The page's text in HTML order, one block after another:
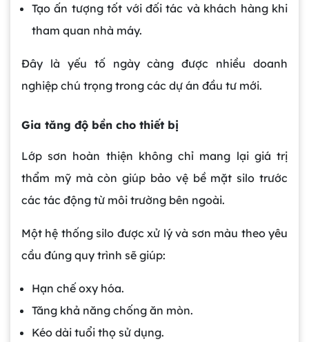
Tạo ấn tượng tốt với đối tác và khách hàng khi
tham quan nhà máy.
Đây là yếu tố ngày càng được nhiều doanh
nghiệp chú trọng trong các dự án đầu tư mới.
Gia tăng độ bền cho thiết bị
Lớp sơn hoàn thiện không chỉ mang lại giá trị
thẩm mỹ mà còn giúp bảo vệ bề mặt silo trước
các tác động từ môi trường bên ngoài.
Một hệ thống silo được xử lý và sơn màu theo yêu
cầu đúng quy trình sẽ giúp:
Hạn chế oxy hóa.
Tăng khả năng chống ăn mòn.
Kéo dài tuổi thọ sử dụng.